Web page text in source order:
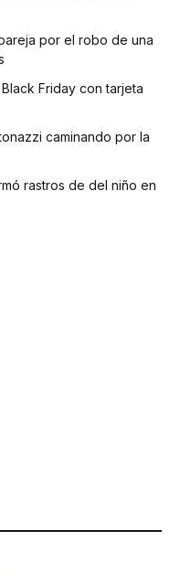
por el robo de una
Friday con tarjeta
caminando por la
rastros de del niño en